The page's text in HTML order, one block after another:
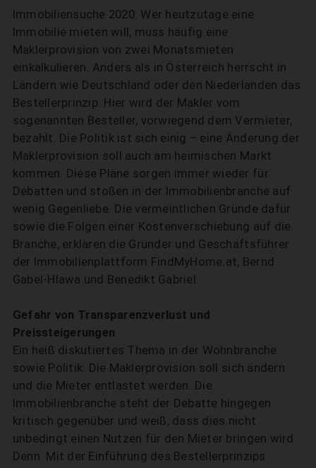
Immobiliensuche 2020: Wer heutzutage eine
Immobilie mieten will, muss häufig eine
Maklerprovision von zwei Monatsmieten
einkalkulieren. Anders als in Österreich herrscht in
Ländern wie Deutschland oder den Niederlanden das
Bestellerprinzip. Hier wird der Makler vom
sogenannten Besteller, vorwiegend dem Vermieter,
bezahlt. Die Politik ist sich einig – eine Änderung der
Maklerprovision soll auch am heimischen Markt
kommen. Diese Pläne sorgen immer wieder für
Debatten und stoßen in der Immobilienbranche auf
wenig Gegenliebe. Die vermeintlichen Gründe dafür
sowie die Folgen einer Kostenverschiebung auf die
Branche, erklären die Gründer und Geschäftsführer
der Immobilienplattform FindMyHome.at, Bernd
Gabel-Hlawa und Benedikt Gabriel.
Gefahr von Transparenzverlust und
Preissteigerungen
Ein heiß diskutiertes Thema in der Wohnbranche
sowie Politik: Die Maklerprovision soll sich ändern
und die Mieter entlastet werden. Die
Immobilienbranche steht der Debatte hingegen
kritisch gegenüber und weiß, dass dies nicht
unbedingt einen Nutzen für den Mieter bringen wird.
Denn: Mit der Einführung des Bestellerprinzips